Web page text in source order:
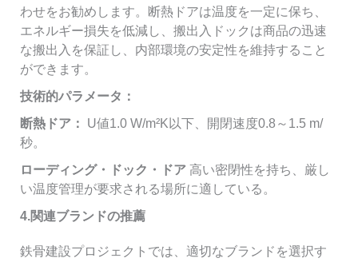
わせをお勧めします。断熱ドアは温度を一定に保ち、
エネルギー損失を低減し、搬出入ドックは商品の迅速
な搬出入を保証し、内部環境の安定性を維持すること
ができます。
技術的パラメータ：
断熱ドア：
U値1.0 W/m²K以下、開閉速度0.8～1.5 m/
秒。
ローディング・ドック・ドア高い密閉性を持ち、厳し
い温度管理が要求される場所に適している。
4.関連ブランドの推薦
鉄骨建設プロジェクトでは、適切なブランドを選択す